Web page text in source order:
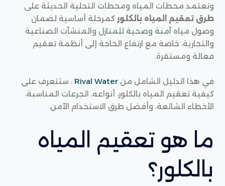
وتعتمد محطات المياه ومحطات التحلية الحديثة على
طرق تعقيم المياه بالكلور كمرحلة أساسية لضمان
وصول مياه آمنة وصحية للمنازل والمنشآت الصناعية
والتجارية، خاصة مع ارتفاع الحاجة إلى أنظمة تعقيم
فعالة ومستقرة.
في هذا الدليل الشامل منRival Water ، ستتعرف على
كيفية تعقيم المياه بالكلور، أنواعه، الجرعات المناسبة،
الأخطاء الشائعة، وأفضل طرق الاستخدام الآمن.
ما هو تعقيم المياه
بالكلور؟